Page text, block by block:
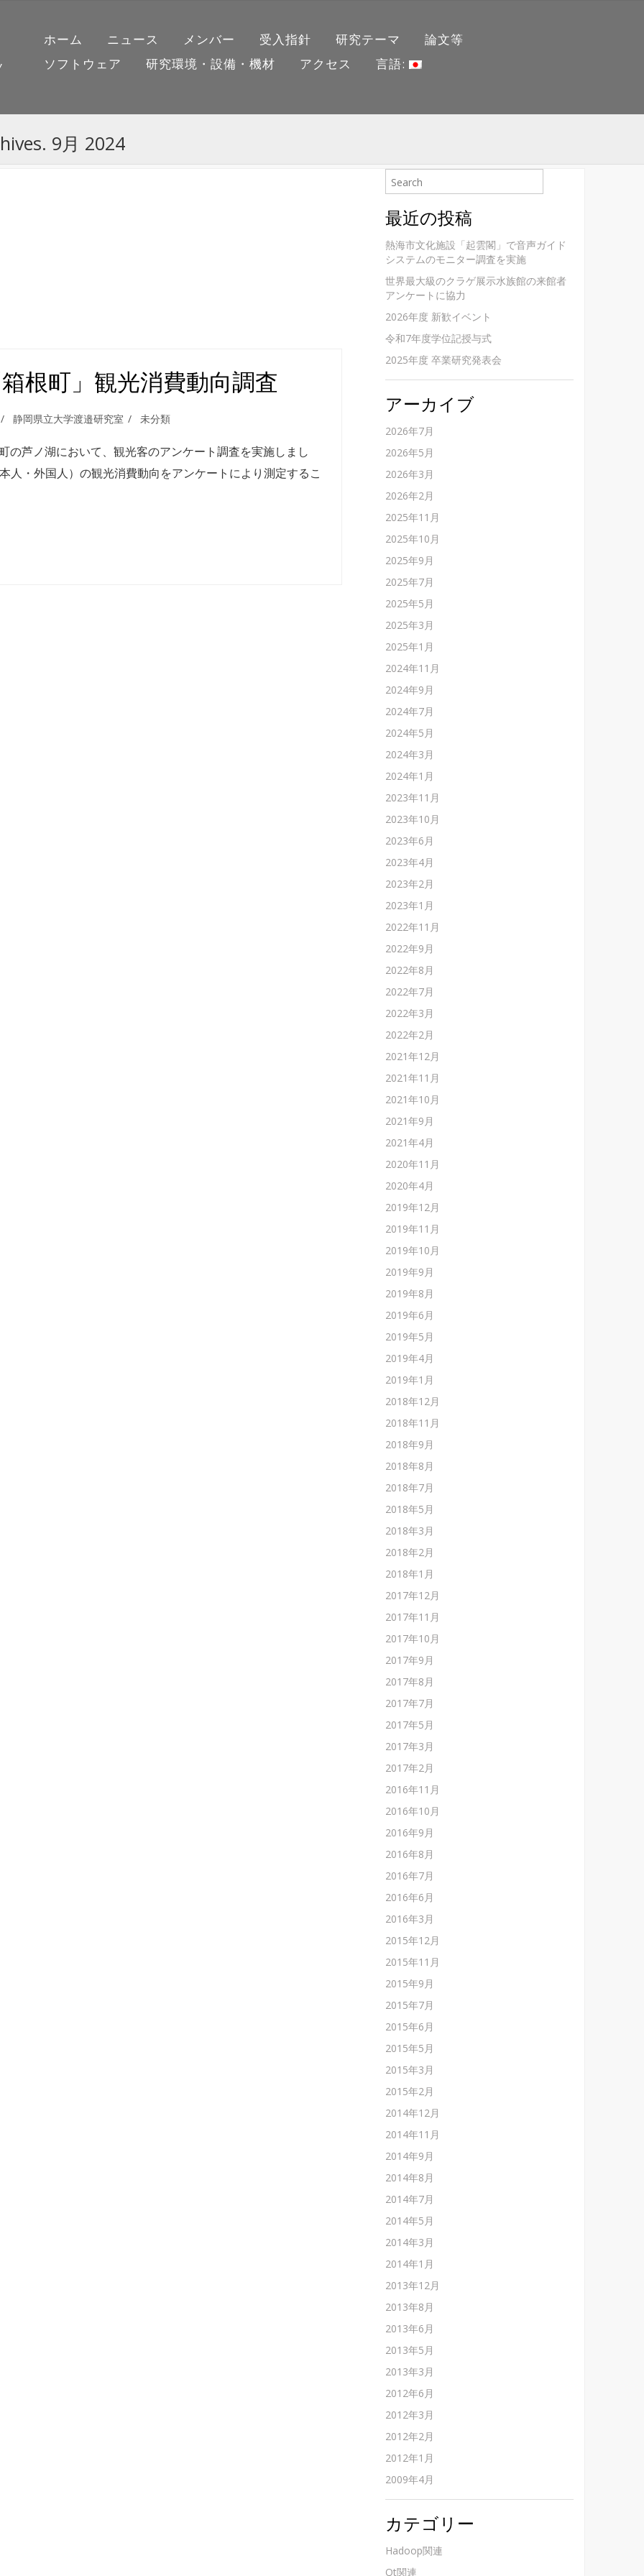
ホーム ニュース メンバー 受入指針 研究テーマ
論文等
ソフトウェア
研究環境・設備・機材 アクセス 言語:
9月 2024
根町」観光消費動向調査
静岡県立大学渡邉研究室 未分類
の芦ノ湖において、観光客のアンケート調査を実施しまし
人・外国人）の観光消費動向をアンケートにより測定するこ
最近の投稿
熱海市文化施設「起雲閣」で音声ガイド
システムのモニター調査を実施
世界最大級のクラゲ展示水族館の来館者
アンケートに協力
2026年度 新歓イベント
令和7年度学位記授与式
2025年度 卒業研究発表会
アーカイブ
2026年7月
2026年5月
2026年3月
2026年2月
2025年11月
2025年10月
2025年9月
2025年7月
2025年5月
2025年3月
2025年1月
2024年11月
2024年9月
2024年7月
2024年5月
2024年3月
2024年1月
2023年11月
2023年10月
2023年6月
2023年4月
2023年2月
2023年1月
2022年11月
2022年9月
2022年8月
2022年7月
2022年3月
2022年2月
2021年12月
2021年11月
2021年10月
2021年9月
2021年4月
2020年11月
2020年4月
2019年12月
2019年11月
2019年10月
2019年9月
2019年8月
2019年6月
2019年5月
2019年4月
2019年1月
2018年12月
2018年11月
2018年9月
2018年8月
2018年7月
2018年5月
2018年3月
2018年2月
2018年1月
2017年12月
2017年11月
2017年10月
2017年9月
2017年8月
2017年7月
2017年5月
2017年3月
2017年2月
2016年11月
2016年10月
2016年9月
2016年8月
2016年7月
2016年6月
2016年3月
2015年12月
2015年11月
2015年9月
2015年7月
2015年6月
2015年5月
2015年3月
2015年2月
2014年12月
2014年11月
2014年9月
2014年8月
2014年7月
2014年5月
2014年3月
2014年1月
2013年12月
2013年8月
2013年6月
2013年5月
2013年3月
2012年6月
2012年3月
2012年2月
2012年1月
2009年4月
カテゴリー
Hadoop関連
Qt関連